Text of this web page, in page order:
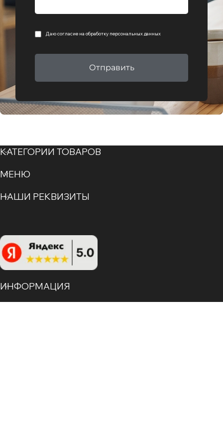
Даю согласие на обработку персональных данных
Отправить
КАТЕГОРИИ ТОВАРОВ
МЕНЮ
НАШИ РЕКВИЗИТЫ
ИНФОРМАЦИЯ